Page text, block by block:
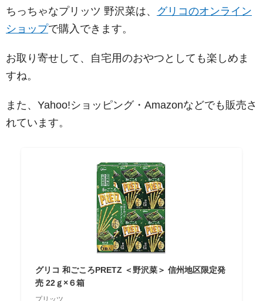
ちっちゃなプリッツ 野沢菜は、 グリコのオンライン
ショップで購入できます。
お取り寄せして、自宅用のおやつとしても楽しめま
すね。
また、Yahoo!ショッピング・Amazonなどでも販売さ
れています。
グリコ 和ごころPRETZ ＜野沢菜＞ 信州地区限定発
売 22ｇ×６箱